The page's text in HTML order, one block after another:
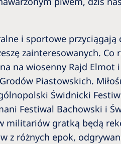
i sportowe przyciągają
zainteresowanych. Co
na wiosenny Rajd Elmot
Piastowskich.
Świdnicki
Festiwal Bachowski i
militariów gratką będą
z różnych epok,